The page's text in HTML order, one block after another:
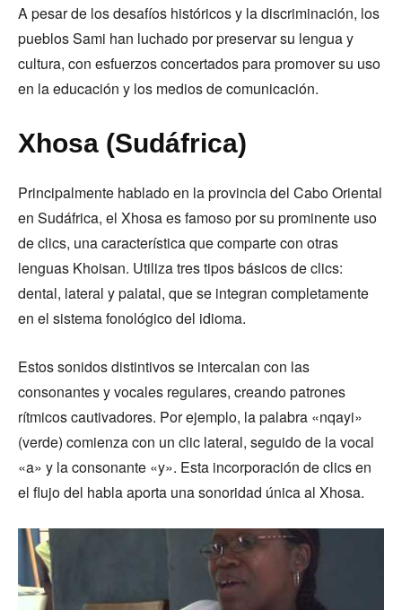
A pesar de los desafíos históricos y la discriminación, los
pueblos Sami han luchado por preservar su lengua y
cultura, con esfuerzos concertados para promover su uso
en la educación y los medios de comunicación.
Xhosa (Sudáfrica)
Principalmente hablado en la provincia del Cabo Oriental
en Sudáfrica, el Xhosa es famoso por su prominente uso
de clics, una característica que comparte con otras
lenguas Khoisan. Utiliza tres tipos básicos de clics:
dental, lateral y palatal, que se integran completamente
en el sistema fonológico del idioma.
Estos sonidos distintivos se intercalan con las
consonantes y vocales regulares, creando patrones
rítmicos cautivadores. Por ejemplo, la palabra «nqayi»
(verde) comienza con un clic lateral, seguido de la vocal
«a» y la consonante «y». Esta incorporación de clics en
el flujo del habla aporta una sonoridad única al Xhosa.